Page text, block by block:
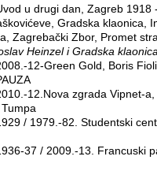
u drugi dan, Zagreb 1918
Gradska klaonica,
Zagrebački Zbor, Promet
Heinzel i Gradska
12-Green Gold, Boris
12.Nova zgrada Vipnet-a,
/ 1979.-82. Studentski
37 / 2009.-13. Francuski